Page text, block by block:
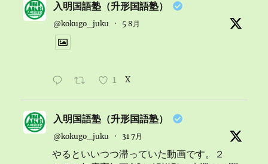
入明国語塾（升形国語塾）
@kokugo_juku · 5 8月
1 X
入明国語塾（升形国語塾）
@kokugo_juku · 31 7月
やるといいつつ滞っていた動画です。２